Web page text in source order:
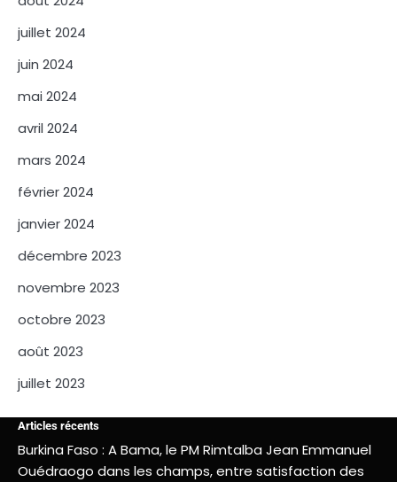
juillet 2024
juin 2024
mai 2024
avril 2024
mars 2024
février 2024
janvier 2024
décembre 2023
novembre 2023
octobre 2023
août 2023
juillet 2023
Articles récents
Burkina Faso : A Bama, le PM Rimtalba Jean Emmanuel
Ouédraogo dans les champs, entre satisfaction des